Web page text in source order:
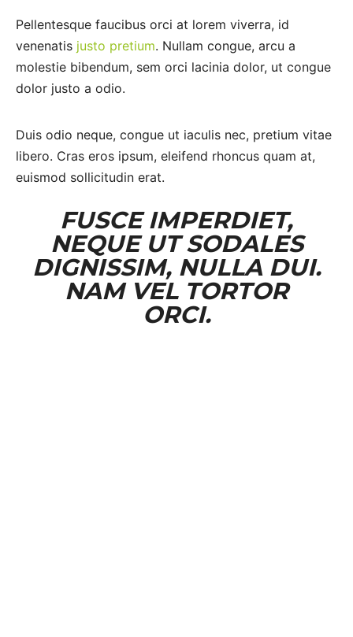
Pellentesque faucibus orci at lorem viverra, id
venenatis justo pretium. Nullam congue, arcu a
molestie bibendum, sem orci lacinia dolor, ut congue
dolor justo a odio.
Duis odio neque, congue ut iaculis nec, pretium vitae
libero. Cras eros ipsum, eleifend rhoncus quam at,
euismod sollicitudin erat.
FUSCE IMPERDIET,
NEQUE UT SODALES
DIGNISSIM, NULLA DUI.
NAM VEL TORTOR
ORCI.